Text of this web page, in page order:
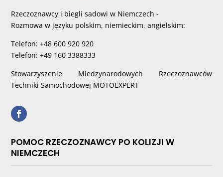
Rzeczoznawcy i biegli sadowi w Niemczech -
Rozmowa w języku polskim, niemieckim, angielskim:
Telefon: +48 600 920 920
Telefon: +49 160 3388333
Stowarzyszenie Miedzynarodowych Rzeczoznawców
Techniki Samochodowej MOTOEXPERT
POMOC RZECZOZNAWCY PO KOLIZJI W
NIEMCZECH